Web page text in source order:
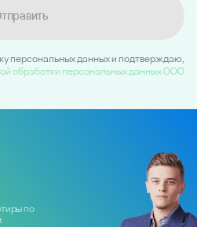
персональных данных и подтверждаю,
обработки персональных данных ООО
по